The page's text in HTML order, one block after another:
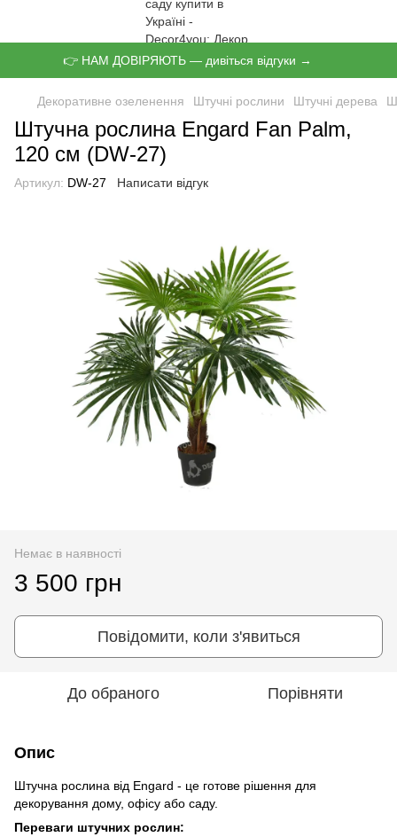
👉 НАМ ДОВІРЯЮТЬ — дивіться відгуки →
Декоративне озеленення Штучні рослини Штучні дерева
Штучна рослина Engard Fan Palm,
120 см (DW-27)
Артикул: DW-27 Написати відгук
Немає в наявності
3 500 грн
Повідомити, коли з'явиться
До обраного Порівняти
Опис
Штучна рослина від Engard - це готове рішення для
декорування дому, офісу або саду.
Переваги штучних рослин: